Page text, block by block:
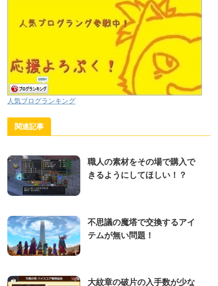
人気ブログランキング
関連記事
職人の素材をその場で購入で
きるようにしてほしい！？
不思議の魔塔で交換するアイ
テムが無い問題！
大紋章の破片の入手数が少な